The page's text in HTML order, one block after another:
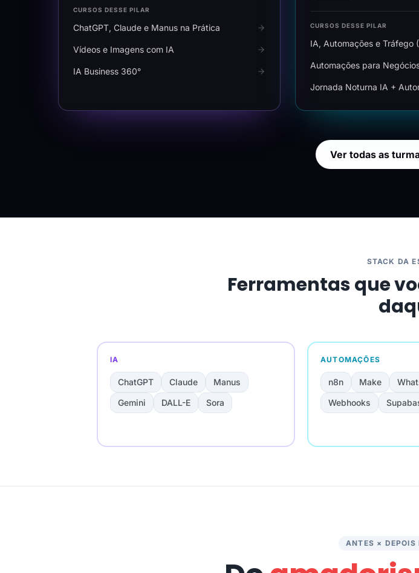
CURSOS DESSE PILAR
ChatGPT, Claude e Manus na Prática
Vídeos e Imagens com IA
IA Business 360°
CURSOS DESSE PILAR
IA, Automações e Tráfego
Automações para
Jornada Noturna IA +
Ver todas as
STACK DA
Ferramentas que
IA
ChatGPT Claude
Manus
Gemini
DALL-E Sora
AUTOMAÇÕES
n8n Make
Webhooks
ANTES × DEPOIS